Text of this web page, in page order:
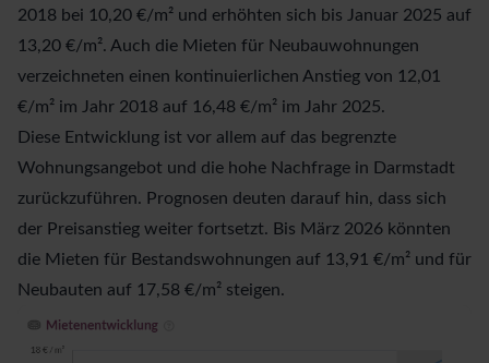
2018 bei 10,20 €/m² und erhöhten sich bis Januar 2025 auf
13,20 €/m². Auch die Mieten für Neubauwohnungen
verzeichneten einen kontinuierlichen Anstieg von 12,01
€/m² im Jahr 2018 auf 16,48 €/m² im Jahr 2025.
Diese Entwicklung ist vor allem auf das begrenzte
Wohnungsangebot und die hohe Nachfrage in Darmstadt
zurückzuführen. Prognosen deuten darauf hin, dass sich
der Preisanstieg weiter fortsetzt. Bis März 2026 könnten
die Mieten für Bestandswohnungen auf 13,91 €/m² und für
Neubauten auf 17,58 €/m² steigen.